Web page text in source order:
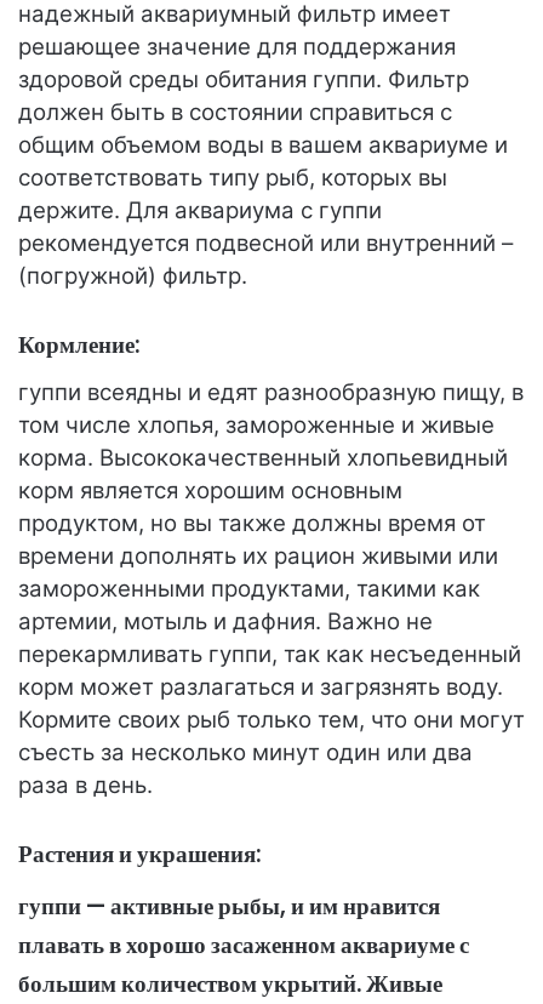
надежный аквариумный фильтр имеет
решающее значение для поддержания
здоровой среды обитания гуппи. Фильтр
должен быть в состоянии справиться с
общим объемом воды в вашем аквариуме и
соответствовать типу рыб, которых вы
держите. Для аквариума с гуппи
рекомендуется подвесной или внутренний –
(погружной) фильтр.
Кормление:
гуппи всеядны и едят разнообразную пищу, в
том числе хлопья, замороженные и живые
корма. Высококачественный хлопьевидный
корм является хорошим основным
продуктом, но вы также должны время от
времени дополнять их рацион живыми или
замороженными продуктами, такими как
артемии, мотыль и дафния. Важно не
перекармливать гуппи, так как несъеденный
корм может разлагаться и загрязнять воду.
Кормите своих рыб только тем, что они могут
съесть за несколько минут один или два
раза в день.
Растения и украшения:
гуппи — активные рыбы, и им нравится
плавать в хорошо засаженном аквариуме с
большим количеством укрытий. Живые